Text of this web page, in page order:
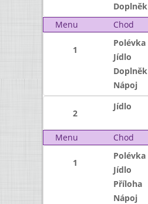
Doplněk
Menu
Chod
1
Polévka
Jídlo
Doplněk
Nápoj
2
Jídlo
Menu Chod
1
Polévka
Jídlo
Příloha
Nápoj